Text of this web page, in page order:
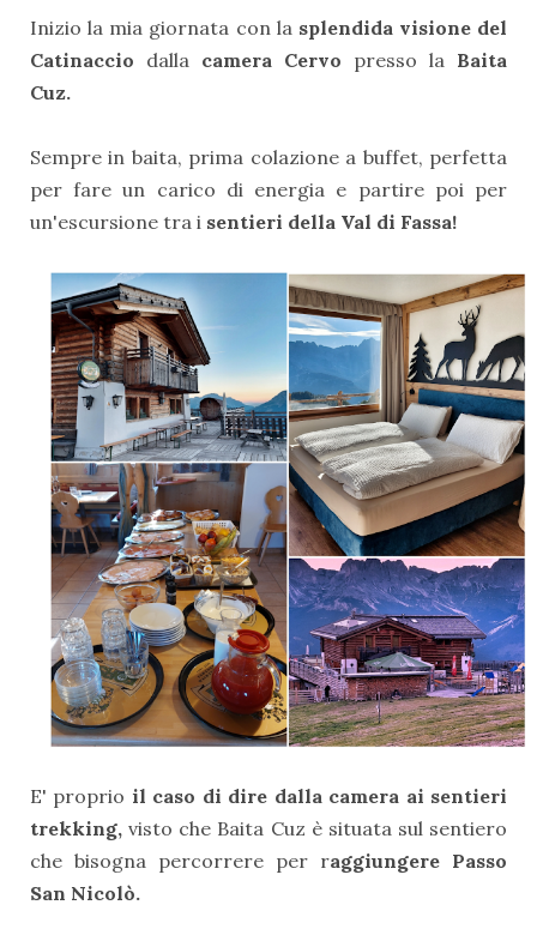
Inizio la mia giornata con la splendida visione del
Catinaccio dalla camera Cervo presso la Baita
Cuz.
Sempre in baita, prima colazione a buffet, perfetta
per fare un carico di energia e partire poi per
un'escursione tra i sentieri della Val di Fassa!
E' proprio il caso di dire dalla camera ai sentieri
trekking, visto che Baita Cuz è situata sul sentiero
che bisogna percorrere per raggiungere Passo
San Nicolò.